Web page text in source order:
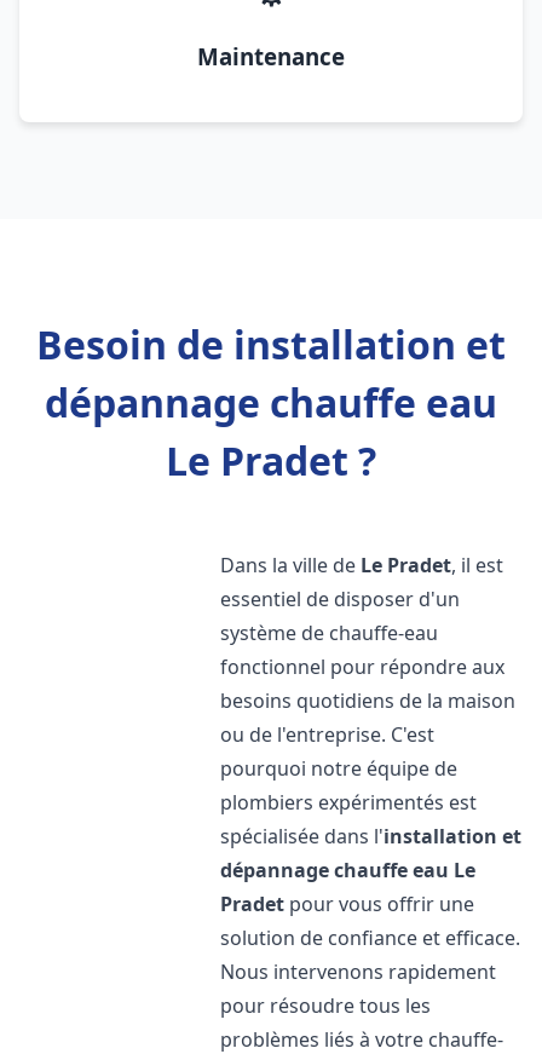
Maintenance
Besoin de installation et
dépannage chauffe eau
Le Pradet ?
Dans la ville de Le Pradet, il est
essentiel de disposer d'un
système de chauffe-eau
fonctionnel pour répondre aux
besoins quotidiens de la maison
ou de l'entreprise. C'est
pourquoi notre équipe de
plombiers expérimentés est
spécialisée dans l'installation et
dépannage chauffe eau Le
Pradet pour vous offrir une
solution de confiance et efficace.
Nous intervenons rapidement
pour résoudre tous les
problèmes liés à votre chauffe-